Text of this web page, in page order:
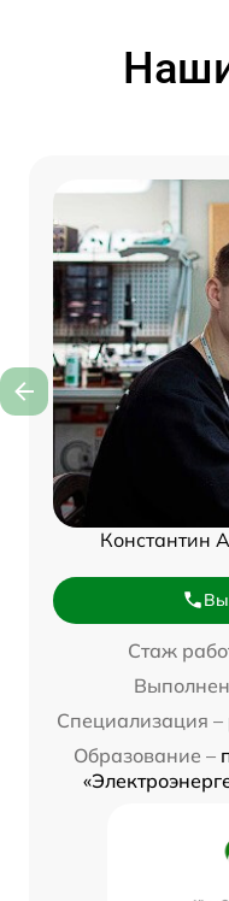
Константин
Стаж
Специализация –
Образование –